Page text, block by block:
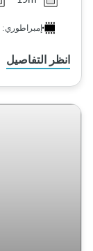
إمبراطوري:
انظر التفاصيل